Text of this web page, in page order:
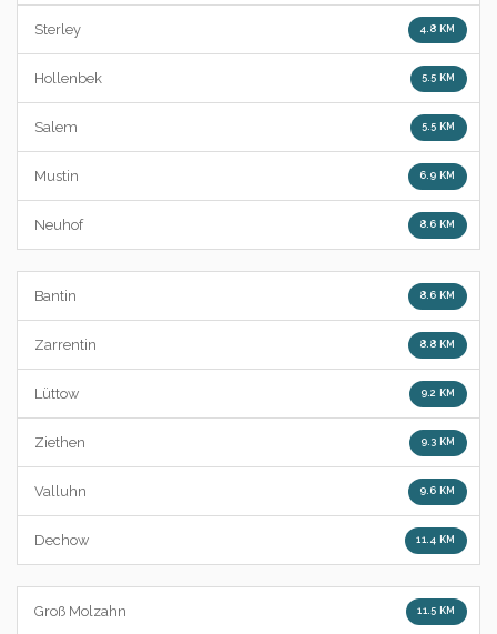
Sterley 4.8 KM
Hollenbek 5.5 KM
Salem 5.5 KM
Mustin 6.9 KM
Neuhof 8.6 KM
Bantin 8.6 KM
Zarrentin 8.8 KM
Lüttow 9.2 KM
Ziethen 9.3 KM
Valluhn 9.6 KM
Dechow 11.4 KM
Groß Molzahn 11.5 KM